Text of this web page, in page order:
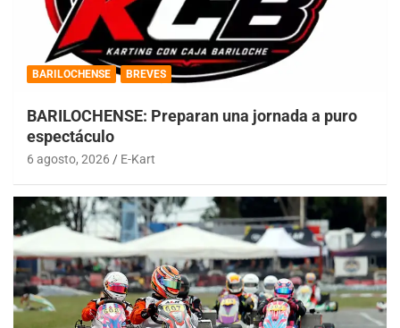
BARILOCHENSE BREVES
BARILOCHENSE: Preparan una jornada a puro
espectáculo
6 agosto, 2026 E-Kart